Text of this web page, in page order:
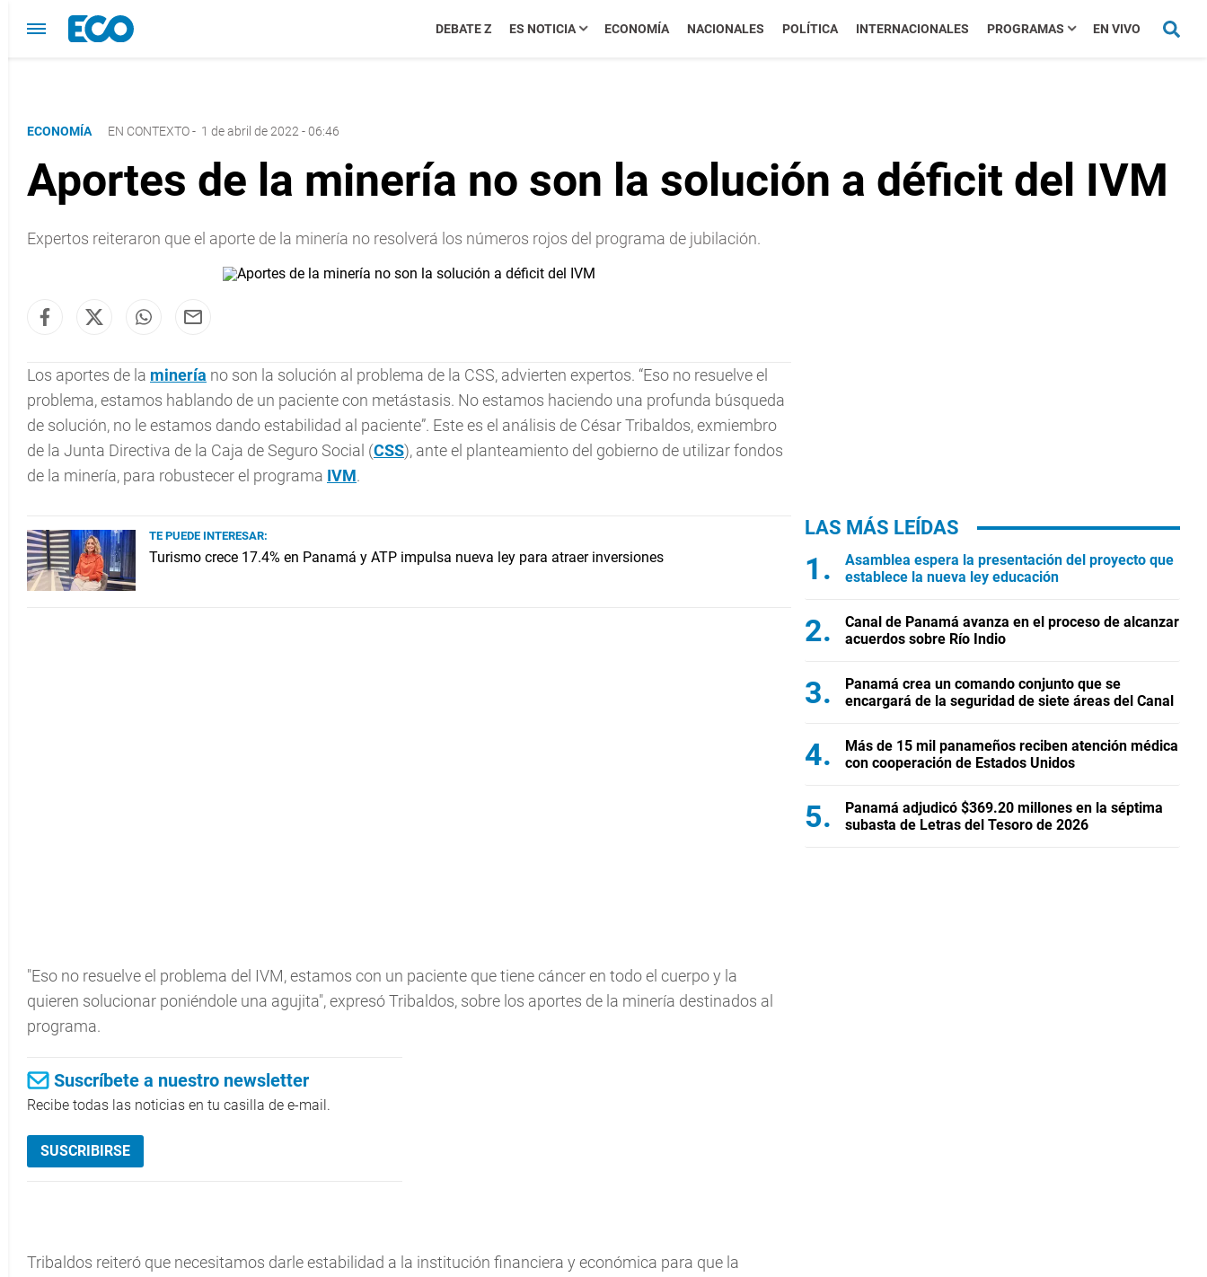
DEBATE Z ES NOTICIA ECONOMÍA NACIONALES POLÍTICA INTERNACIONALES PROGRAMAS EN VIVO
ECONOMÍA EN CONTEXTO- 1 de abril de 2022 - 06:46
Aportes de la minería no son la solución a déficit del IVM
Expertos reiteraron que el aporte de la minería no resolverá los números rojos del programa de jubilación.
Los aportes de la minería no son la solución al problema de la CSS, advierten expertos. “Eso no resuelve el
problema, estamos hablando de un paciente con metástasis. No estamos haciendo una profunda búsqueda
de solución, no le estamos dando estabilidad al paciente”. Este es el análisis de César Tribaldos, exmiembro
de la Junta Directiva de la Caja de Seguro Social (CSS), ante el planteamiento del gobierno de utilizar fondos
de la minería, para robustecer el programa IVM.
TE PUEDE INTERESAR:
Turismo crece 17.4% en Panamá y ATP impulsa nueva ley para atraer inversiones
"Eso no resuelve el problema del IVM, estamos con un paciente que tiene cáncer en todo el cuerpo y la
quieren solucionar poniéndole una agujita", expresó Tribaldos, sobre los aportes de la minería destinados al
programa.
Suscríbete a nuestro newsletter
Recibe todas las noticias en tu casilla de e-mail.
SUSCRIBIRSE
Tribaldos reiteró que necesitamos darle estabilidad a la institución financiera y económica para que la
LAS MÁS LEÍDAS
Asamblea espera la presentación del proyecto que
establece la nueva ley educación
Canal de Panamá avanza en el proceso de alcanzar
acuerdos sobre Río Indio
Panamá crea un comando conjunto que se
encargará de la seguridad de siete áreas del Canal
Más de 15 mil panameños reciben atención médica
con cooperación de Estados Unidos
Panamá adjudicó $369.20 millones en la séptima
subasta de Letras del Tesoro de 2026